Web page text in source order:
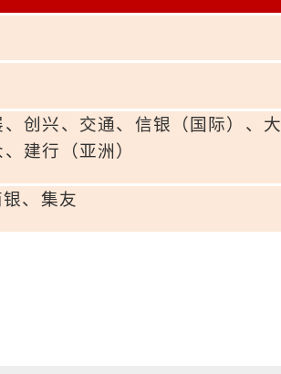
创兴、交通、信银（ 国际）、大
建行（亚洲）
、集友